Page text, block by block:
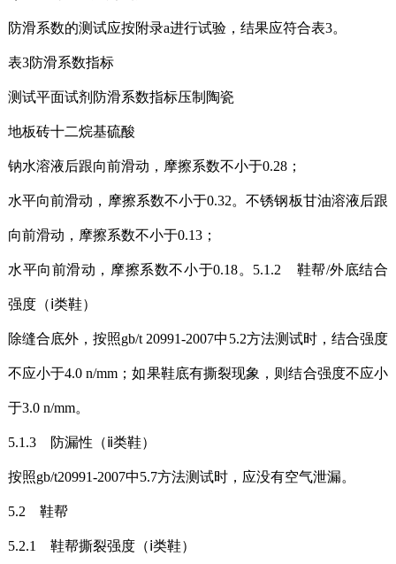
防滑系数的测试应按附录a进行试验，结果应符合表3。
表3防滑系数指标
测试平面试剂防滑系数指标压制陶瓷
地板砖十二烷基硫酸
钠水溶液后跟向前滑动，摩擦系数不小于0.28；
水平向前滑动，摩擦系数不小于0.32。不锈钢板甘油溶液后跟
向前滑动，摩擦系数不小于0.13；
水平向前滑动，摩擦系数不小于0.18。5.1.2 鞋帮/外底结合
强度（ⅰ类鞋）
除缝合底外，按照gb/t 20991-2007中5.2方法测试时，结合强度
不应小于4.0 n/mm；如果鞋底有撕裂现象，则结合强度不应小
于3.0 n/mm。
5.1.3 防漏性（ⅱ类鞋）
按照gb/t20991-2007中5.7方法测试时，应没有空气泄漏。
5.2 鞋帮
5.2.1 鞋帮撕裂强度（ⅰ类鞋）